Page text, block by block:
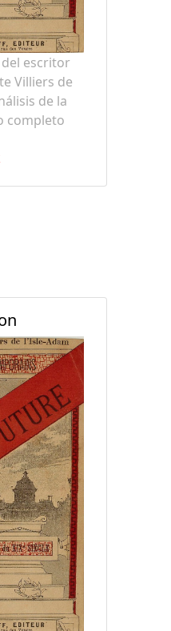
del escritor
Villiers de
de la
completo